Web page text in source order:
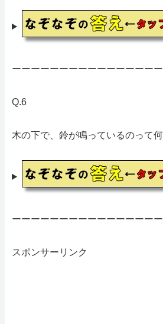
ーーーーーーーーーーーーーーー
Q.6
木の下で、鈴が鳴っているのって何
ーーーーーーーーーーーーーーー
スポンサーリンク